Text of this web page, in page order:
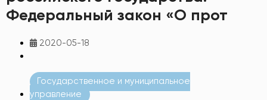
Федеральный закон «О прот
2020-05-18
Государственное и муниципальное
управление